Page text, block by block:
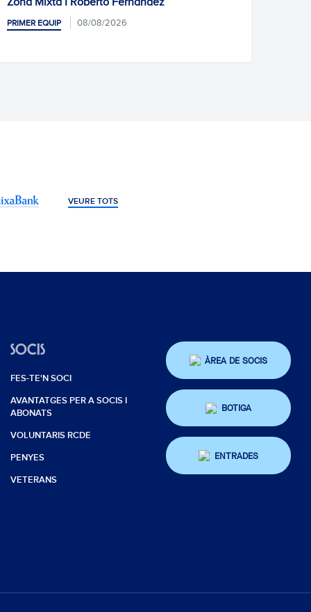
VEURE TOTS
SOCIS
FES-TE'N SOCI
AVANTATGES PER A SOCIS I
ABONATS
VOLUNTARIS RCDE
PENYES
VETERANS
ÀREA DE SOCIS
BOTIGA
ENTRADES